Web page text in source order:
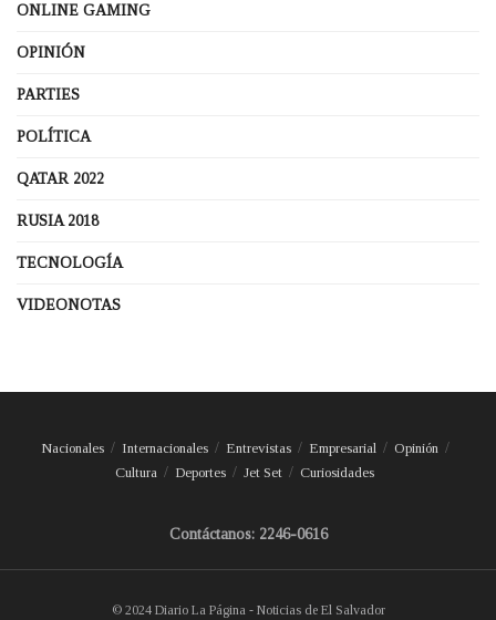
ONLINE GAMING
OPINIÓN
PARTIES
POLÍTICA
QATAR 2022
RUSIA 2018
TECNOLOGÍA
VIDEONOTAS
Nacionales Internacionales Entrevistas Empresarial
Opinión
Cultura
Deportes Jet Set Curiosidades
Contáctanos: 2246-0616
© 2024 Diario La Página - Noticias de El Salvador